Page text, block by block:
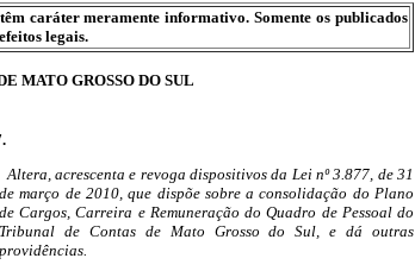
caráter meramente informativo. Somente os publicados
legais.
MATO GROSSO DO SUL
Altera, acrescenta e revoga dispositivos da Lei nº 3.877, de 31
de março de 2010, que dispõe sobre a consolidação do Plano
de Cargos, Carreira e Remuneração do Quadro de Pessoal do
Tribunal de Contas de Mato Grosso do Sul, e dá outras
providências.